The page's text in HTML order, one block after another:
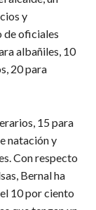
y
de oficiales
albañiles, 10
20 para
15 para
natación y
Con respecto
Bernal ha
10 por ciento